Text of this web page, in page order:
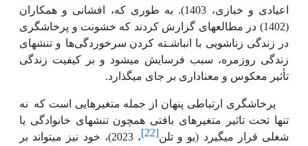
اعیادی و خبازی، 1403). به طوری که، افشانی و همکاران
(1402) در مطالعه­ای گزارش کردند که
خشونت و پرخاشگری
در زندگی زناشویی با انباشـته کردن سرخوردگیها و تنش­های
زندگی روزمره، سبب فرسایش می­شود و بر کیفیت زندگی
تأثیر معکوس و معناداری بر جای می­گذارد.
پرخاشگری ارتباطی پنهان از جمله متغیرهایی است که نه
تنها تحت تاثیر متغیرهای بافتی همچون تنش­های خانوادگی یا
شغلی قرار می­گیرد (یو و تلن[22]
، 2023)، خود نیز می­تواند بر